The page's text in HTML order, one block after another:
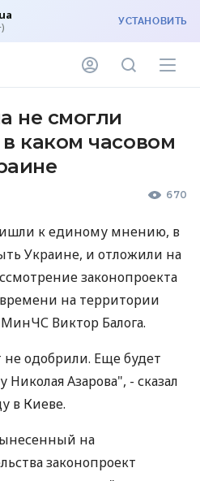
УСТАНОВИТЬ
не смогли
каком часовом
670
к единому мнению, в
Украине, и отложили на
законопроекта
на территории
Виктор Балога.
не одобрили. Еще будет
Азарова", - сказал
в Киеве.
на
законопроект